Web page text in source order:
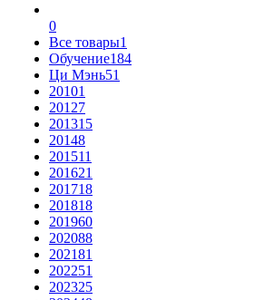
0
Все товары1
Обучение184
Ци Мэнь51
20101
20127
201315
20148
201511
201621
201718
201818
201960
202088
202181
202251
202325